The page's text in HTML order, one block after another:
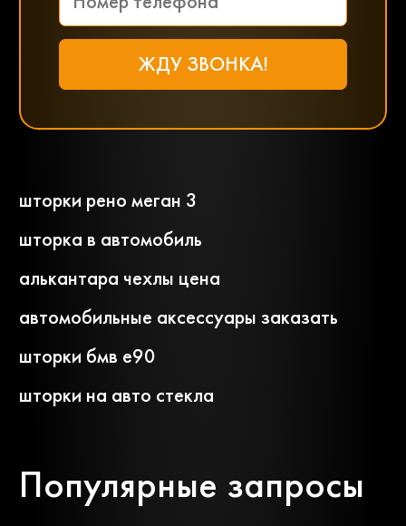
Популярные запросы
шторки рено меган 3
шторка в автомобиль
алькантара чехлы цена
автомобильные аксессуары заказать
шторки бмв е90
шторки на авто стекла